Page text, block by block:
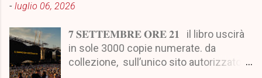
Spedizione Bartolini. 5) PER INFO
BELTRANO ILFOLLE SU FACEBOOK.
- luglio 06, 2026
𝟕 𝐒𝐄𝐓𝐓𝐄𝐌𝐁𝐑𝐄 𝐎𝐑𝐄 𝟐𝟏 il libro uscirà
in sole 3000 copie numerate. da
collezione, sull’unico sito autorizzato